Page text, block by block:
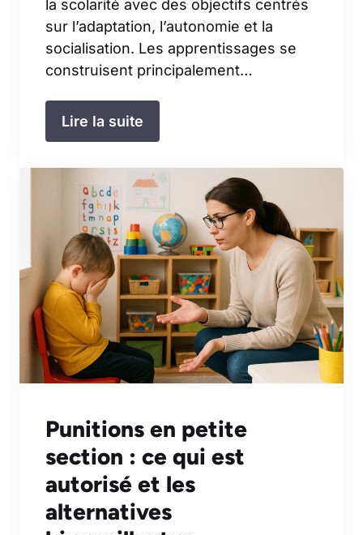
la scolarité avec des objectifs centrés
sur l’adaptation, l’autonomie et la
socialisation. Les apprentissages se
construisent principalement…
Lire la suite
Punitions en petite
section : ce qui est
autorisé et les
alternatives